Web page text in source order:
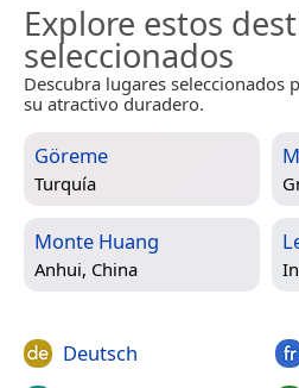
Explore estos
seleccionados
Descubra lugares seleccionados
su atractivo duradero.
Göreme
Turquía
Monte Huang
Anhui, China
Deutsch